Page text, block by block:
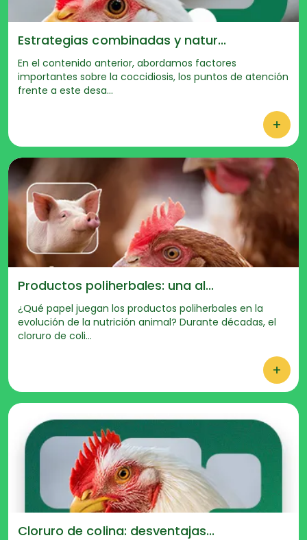
Estrategias combinadas y natur...
En el contenido anterior, abordamos factores
importantes sobre la coccidiosis, los puntos de atención
frente a este desa...
+
Productos poliherbales: una al...
¿Qué papel juegan los productos poliherbales en la
evolución de la nutrición animal? Durante décadas, el
cloruro de coli...
+
Cloruro de colina: desventajas...